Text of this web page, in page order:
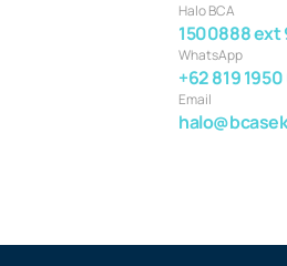
Halo BCA
1500888 ext
WhatsApp
+62 819
Email